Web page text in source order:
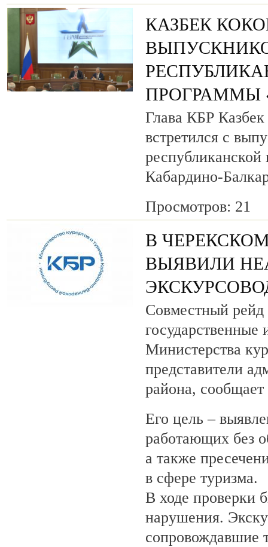
КАЗБЕК
ПРОГРАММЫ
Глава КБР Казбек
встретился с
Кабардино-
Просмотров: 21
В
ВЫЯВИЛИ
Совместный рейд
государственные
Министерства
представители
района,
Его цель –
работающих без
а также
в сфере туризма.
В ходе проверки
нарушения.
сопровождавшие